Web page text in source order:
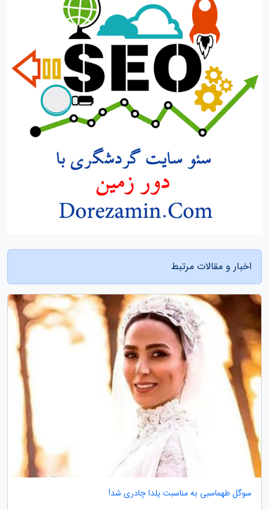
اخبار و مقالات مرتبط
سوگل طهماسبی به مناسبت یلدا چادری شد!